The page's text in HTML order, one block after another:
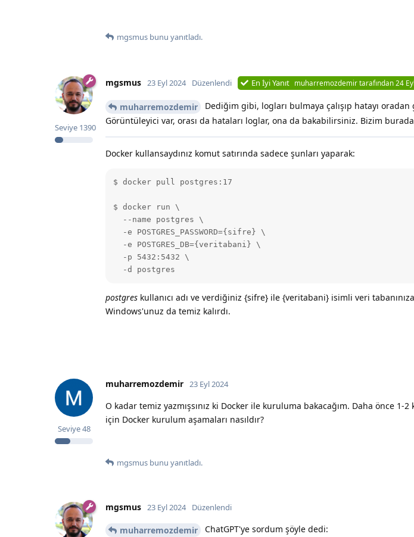
mgsmus bunu yanıtladı.
mgsmus
Seviye 1390
23 Eyl 2024 Düzenlendi En İyi Yanıt muharremozdemirtarafından24
muharremozdemir
Dediğim gibi, logları bulmaya çalışıp hatayı
Görüntüleyici var, orası da hataları loglar, ona da bakabilirsiniz. Bizim
Docker kullansaydınız komut satırında sadece şunları yaparak:
$ docker pull postgres:17
$ docker run \
  --name postgres \
  -e POSTGRES_PASSWORD={sifre} \
  -e POSTGRES_DB={veritabani} \
  -p 5432:5432 \
  -d postgres
postgres kullanıcı adı ve verdiğiniz {sifre} ile {veritabani} isimli veri tabanınıza
Windows'unuz da temiz kalırdı.
muharremozdemir
Seviye48
23 Eyl 2024
O kadar temiz yazmışsınız ki Docker ile kuruluma bakacağım. Daha önce 1-
için Docker kurulum aşamaları nasıldır?
mgsmus bunu yanıtladı.
mgsmus 23 Eyl 2024 Düzenlendi
muharremozdemir ChatGPT'ye sordum şöyle dedi: